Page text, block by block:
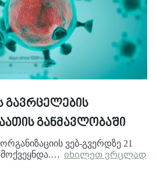
გავრცელების
განმავლობაში
ვებ-გვერდზე 21
იხილეთ ვრცლად